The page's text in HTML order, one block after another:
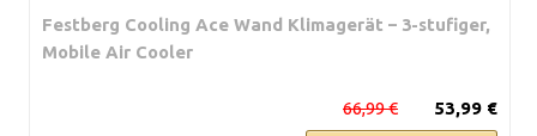
Festberg Cooling Ace Wand Klimagerät – 3-stufiger,
Mobile Air Cooler
53,99 €
66,99 €